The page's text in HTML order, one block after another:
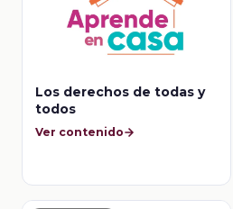
Los derechos de todas y
todos
Ver contenido